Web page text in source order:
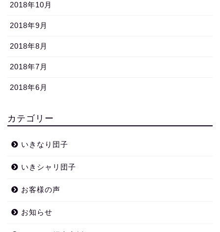
2018年10月
2018年9月
2018年8月
2018年7月
2018年6月
カテゴリー
いきなり団子
いきシャリ団子
お客様の声
お知らせ